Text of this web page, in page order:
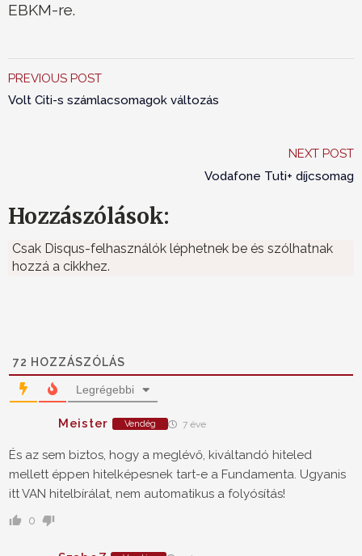
EBKM-re.
PREVIOUS POST
Volt Citi-s számlacsomagok változás
NEXT POST
Vodafone Tuti+ díjcsomag
Hozzászólások:
Csak Disqus-felhasználók léphetnek be és szólhatnak
hozzá a cikkhez.
72 HOZZÁSZÓLÁS
Legrégebbi
Meister Vendég 7 éve
És az sem biztos, hogy a meglévő, kiváltandó hiteled
mellett éppen hitelképesnek tart-e a Fundamenta. Ugyanis
itt VAN hitelbírálat, nem automatikus a folyósítás!
0